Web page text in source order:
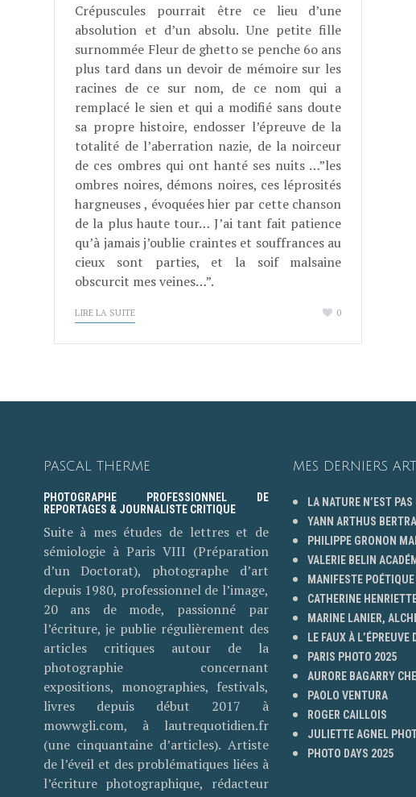
Crépuscules pourrait être ce lieu d’une
absolution et d’un absolu. Une petite fille
surnommée Fleur de ghetto se penche 6o ans
plus tard dans un devoir de mémoire sur les
racines de ce sur nom, de ce nom qui a
remplacé le sien et qui a modifié sans doute
sa propre histoire, endosser l’épreuve de la
totalité de l’aberration nazie, de la noirceur
de ces ombres qui ont hanté ses nuits …”les
ombres noires, démons noires, ces léprosités
hargneuses , évoquées hier par cette chanson
de la plus haute tour… J’ai tant fait patience
qu’à jamais j’oublie craintes et souffrances au
cieux sont parties, et la soif malsaine
obscurcit mes veines…”.
LIRE LA SUITE 0
PASCAL THERME
PHOTOGRAPHE PROFESSIONNEL DE
REPORTAGES & JOURNALISTE CRITIQUE
Suite à mes études de lettres et de
sémiologie à Paris VIII (Préparation
d’un Doctorat), photographe d’art
depuis 1980, professionnel de l’image,
20 ans de mode, passionné par
l’écriture, je publie régulièrement des
articles critiques autour de la
photographie concernant
expositions, monographies, festivals,
livres depuis début 2017 à
mowwgli.com, à lautrequotidien.fr
(une cinquantaine d’articles). Artiste
de l’éveil et des problématiques liées à
l’écriture photographique, rédacteur
MES DERNIERS
LA NATURE N’EST
YANN ARTHUS
PHILIPPE GRONON
VALERIE BELIN
MANIFESTE
CATHERINE
MARINE LANIER,
LE FAUX À L’ÉPREUVE
PARIS PHOTO 2025
AURORE BAGARRY
PAOLO VENTURA
ROGER CAILLOIS
JULIETTE AGNEL
PHOTO DAYS 2025